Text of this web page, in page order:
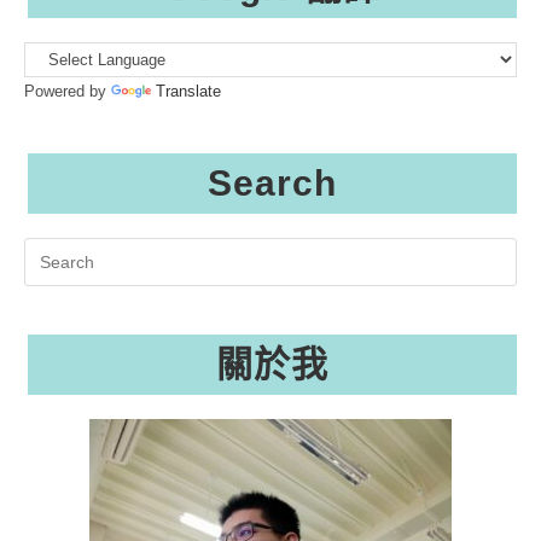
Powered by Translate
Search
Search
this
關於我